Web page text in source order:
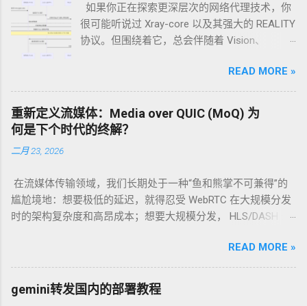
如果你正在探索更深层次的网络代理技术，你
很可能听说过 Xray-core 以及其强大的 REALITY
协议。但围绕着它，总会伴随着 Vision、
关系？各自扮演什么角色？我们能否将它们集
成在一个节点上，打造终极伪装？ 今天，我们
就来一次性说清楚。 核心观点：它们不是“四兄
弟”，而是一个“精英团队” 首先，我们需要明确
一个关键点：xhttp、REALITY、Vision 和 anytls
被配置在一个节点中协同工作，共同构建出一
个高度伪装、难以被识别的安全代理服务。 可
以集成吗？ 当然可以！ 一个典型的、强大的
和 xhttp 完美地集成在一起。而 anytls，则是实
现这一切的底层基石。 团队成员解析：每个技
术负责什么？ 为了更好地理解，让我们把建立
READ MORE »
重新定义流媒体：Media over QUIC (MoQ) 为
何是下个时代的终解？
二月 23, 2026
在流媒体传输领域，我们长期处于一种“鱼和熊掌不可兼得”的
尴尬境地：想要极低的延迟，就得忍受 WebRTC 在大规模分发
时的架构复杂度和高昂成本；想要大规模分发， HLS/DASH 这
正式成为 RFC 9000 后，Google 及其背后的 IETF 工作组抛出了
一个新的答案： Media over QUIC (MoQ) 。它不仅仅是一个新
协议，更是一场关于“实时性”与“扩展性”如何统一的范式革命。
一、 历史的包袱：为什么我们需要 MoQ？ 在深入 MoQ 之前，
READ MORE »
gemini转发国内的部署教程